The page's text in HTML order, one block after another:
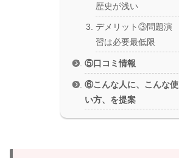
歴史が浅い
デメリット③問題演
習は必要最低限
⑤口コミ情報
⑥こんな人に、こんな使
い方、を提案